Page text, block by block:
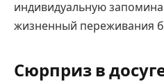
индивидуальную
жизненный переживания
Сюрприз в